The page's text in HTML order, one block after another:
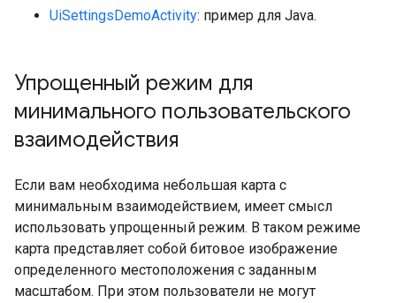
UiSettingsDemoActivity: пример для Java.
Упрощенный режим для
минимального пользовательского
взаимодействия
Если вам необходима небольшая карта с
минимальным взаимодействием, имеет смысл
использовать упрощенный режим. В таком режиме
карта представляет собой битовое изображение
определенного местоположения с заданным
масштабом. При этом пользователи не могут